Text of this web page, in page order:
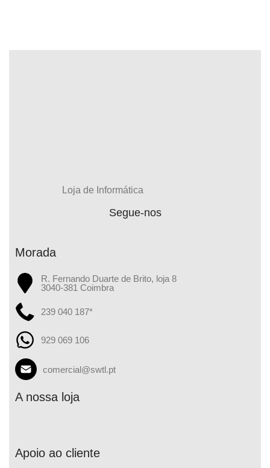
Loja de Informática
Segue-nos
Morada
R. Fernando Duarte de Brito, loja 8
3040-381 Coimbra
239 040 187*
929 069 106
comercial@swtl.pt
A nossa loja
Apoio ao cliente